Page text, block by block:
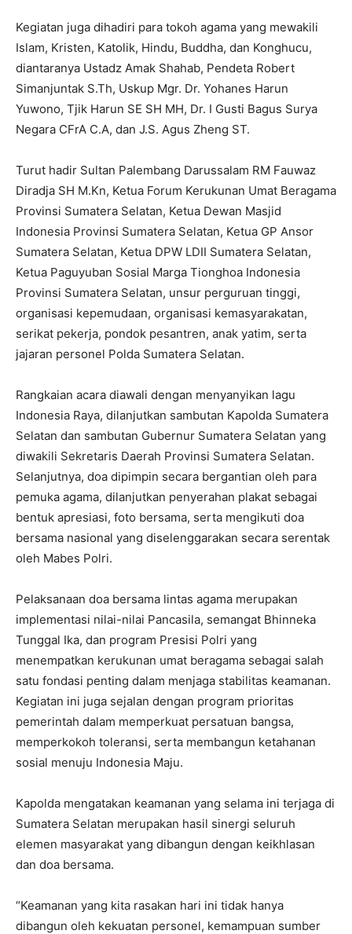
Kegiatan juga dihadiri para tokoh agama yang mewakili
Islam, Kristen, Katolik, Hindu, Buddha, dan Konghucu,
diantaranya Ustadz Amak Shahab, Pendeta Robert
Simanjuntak S.Th, Uskup Mgr. Dr. Yohanes Harun
Yuwono, Tjik Harun SE SH MH, Dr. I Gusti Bagus Surya
Negara CFrA C.A, dan J.S. Agus Zheng ST.
Turut hadir Sultan Palembang Darussalam RM Fauwaz
Diradja SH M.Kn, Ketua Forum Kerukunan Umat Beragama
Provinsi Sumatera Selatan, Ketua Dewan Masjid
Indonesia Provinsi Sumatera Selatan, Ketua GP Ansor
Sumatera Selatan, Ketua DPW LDII Sumatera Selatan,
Ketua Paguyuban Sosial Marga Tionghoa Indonesia
Provinsi Sumatera Selatan, unsur perguruan tinggi,
organisasi kepemudaan, organisasi kemasyarakatan,
serikat pekerja, pondok pesantren, anak yatim, serta
jajaran personel Polda Sumatera Selatan.
Rangkaian acara diawali dengan menyanyikan lagu
Indonesia Raya, dilanjutkan sambutan Kapolda Sumatera
Selatan dan sambutan Gubernur Sumatera Selatan yang
diwakili Sekretaris Daerah Provinsi Sumatera Selatan.
Selanjutnya, doa dipimpin secara bergantian oleh para
pemuka agama, dilanjutkan penyerahan plakat sebagai
bentuk apresiasi, foto bersama, serta mengikuti doa
bersama nasional yang diselenggarakan secara serentak
oleh Mabes Polri.
Pelaksanaan doa bersama lintas agama merupakan
implementasi nilai-nilai Pancasila, semangat Bhinneka
Tunggal Ika, dan program Presisi Polri yang
menempatkan kerukunan umat beragama sebagai salah
satu fondasi penting dalam menjaga stabilitas keamanan.
Kegiatan ini juga sejalan dengan program prioritas
pemerintah dalam memperkuat persatuan bangsa,
memperkokoh toleransi, serta membangun ketahanan
sosial menuju Indonesia Maju.
Kapolda mengatakan keamanan yang selama ini terjaga di
Sumatera Selatan merupakan hasil sinergi seluruh
elemen masyarakat yang dibangun dengan keikhlasan
dan doa bersama.
“Keamanan yang kita rasakan hari ini tidak hanya
dibangun oleh kekuatan personel, kemampuan sumber